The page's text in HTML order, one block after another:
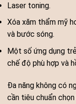
Laser toning.
Xóa xăm thẩm mỹ
và bước sóng.
Một số ứng dụng
chế độ phù hợp và
Đa năng không có
cần tiêu chuẩn